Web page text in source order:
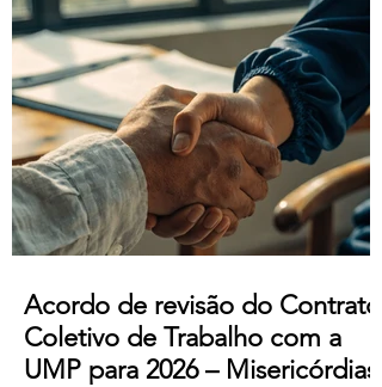
independentemente de terem requerido
negociação suplementar ou de já terem
manifestado acordo ou concordância
com o projeto de diploma. A negociação
suplementar existe para permitir o
prosseguimento das negociações
relativamente às matérias sobre as quais
subsiste desacordo. Foi es
Acordo de revisão do Contrato
Coletivo de Trabalho com a
UMP para 2026 – Misericórdias